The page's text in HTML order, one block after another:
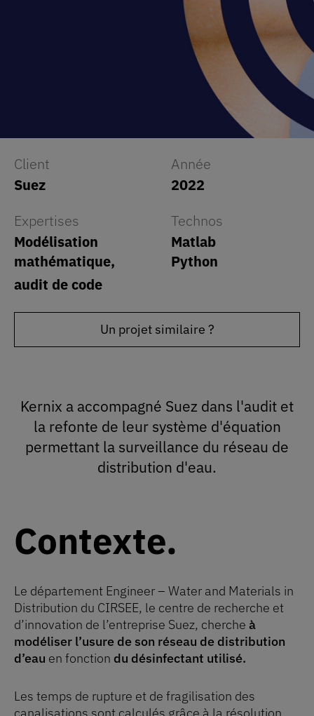
Client
Suez
Expertises
Modélisation
mathématique,
audit de code
Technos
Matlab
Python
Année
2022
Un projet similaire ?
Kernix a accompagné Suez dans l'audit et
la refonte de leur système d'équation
permettant la surveillance du réseau de
distribution d'eau.
Contexte
Le département Engineer – Water and Materials in
Distribution du CIRSEE, le centre de recherche et
d’innovation de l’entreprise Suez, cherche à
modéliser l’usure de son réseau de distribution
d’eau en fonction du désinfectant utilisé.
Les temps de rupture et de fragilisation des